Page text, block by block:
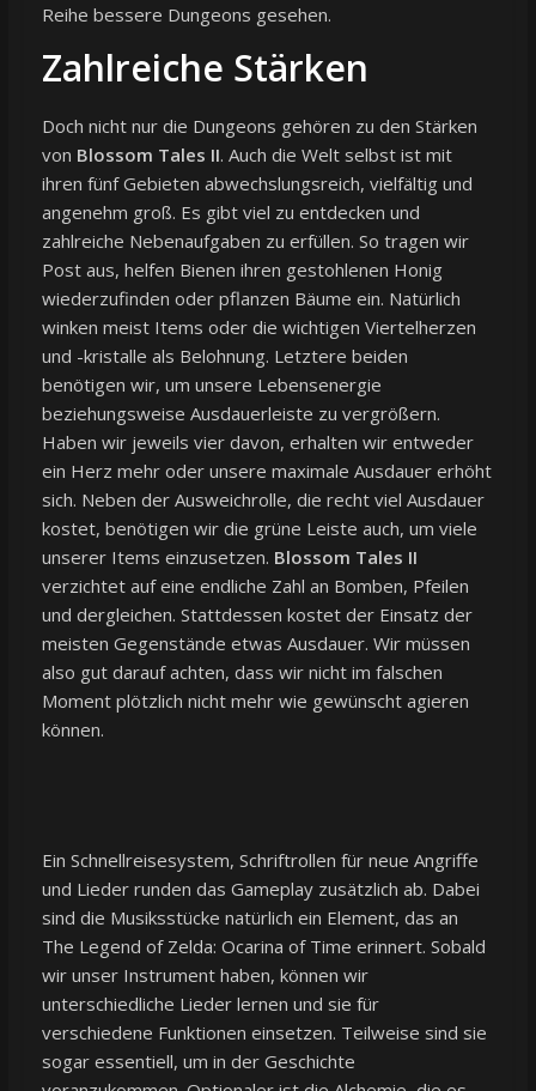
Reihe bessere Dungeons gesehen.
Zahlreiche Stärken
Doch nicht nur die Dungeons gehören zu den Stärken
von Blossom Tales II. Auch die Welt selbst ist mit
ihren fünf Gebieten abwechslungsreich, vielfältig und
angenehm groß. Es gibt viel zu entdecken und
zahlreiche Nebenaufgaben zu erfüllen. So tragen wir
Post aus, helfen Bienen ihren gestohlenen Honig
wiederzufinden oder pflanzen Bäume ein. Natürlich
winken meist Items oder die wichtigen Viertelherzen
und -kristalle als Belohnung. Letztere beiden
benötigen wir, um unsere Lebensenergie
beziehungsweise Ausdauerleiste zu vergrößern.
Haben wir jeweils vier davon, erhalten wir entweder
ein Herz mehr oder unsere maximale Ausdauer erhöht
sich. Neben der Ausweichrolle, die recht viel Ausdauer
kostet, benötigen wir die grüne Leiste auch, um viele
unserer Items einzusetzen. Blossom Tales II
verzichtet auf eine endliche Zahl an Bomben, Pfeilen
und dergleichen. Stattdessen kostet der Einsatz der
meisten Gegenstände etwas Ausdauer. Wir müssen
also gut darauf achten, dass wir nicht im falschen
Moment plötzlich nicht mehr wie gewünscht agieren
können.
Ein Schnellreisesystem, Schriftrollen für neue Angriffe
und Lieder runden das Gameplay zusätzlich ab. Dabei
sind die Musiksstücke natürlich ein Element, das an
The Legend of Zelda: Ocarina of Time erinnert. Sobald
wir unser Instrument haben, können wir
unterschiedliche Lieder lernen und sie für
verschiedene Funktionen einsetzen. Teilweise sind sie
sogar essentiell, um in der Geschichte